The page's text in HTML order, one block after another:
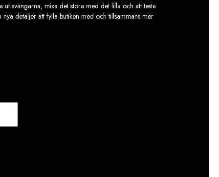
svängarna, mixa det stora med det lilla och att testa
detaljer att fylla butiken med och tillsammans mer